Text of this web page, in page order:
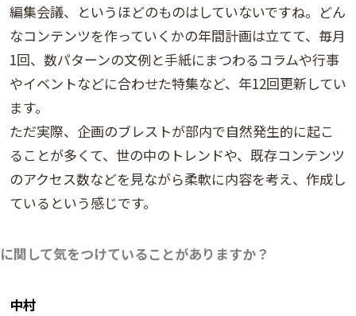
編集会議、というほどのものはしていないですね。どん
なコンテンツを作っていくかの年間計画は立てて、毎月
1回、数パターンの文例と手紙にまつわるコラムや行事
やイベントなどに合わせた特集など、年12回更新してい
ます。
ただ実際、企画のブレストが部内で自然発生的に起こ
ることが多くて、世の中のトレンドや、既存コンテンツ
のアクセス数などを見ながら柔軟に内容を考え、作成し
ているという感じです。
関して気をつけていることがありますか？
中村